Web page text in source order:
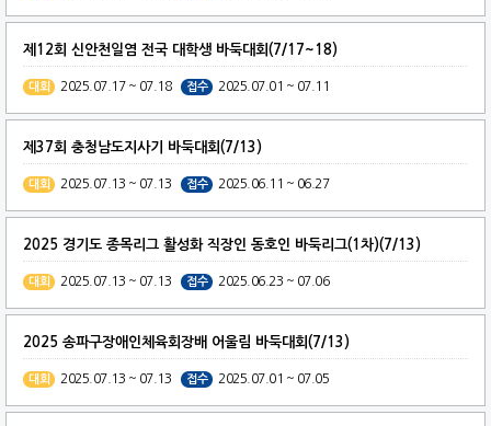
제12회 신안천일염 전국 대학생 바둑대회(7/17~18)
대회 2025.07.17 ~ 07.18 접수 2025.07.01 ~ 07.11
제37회 충청남도지사기 바둑대회(7/13)
대회 2025.07.13 ~ 07.13 접수 2025.06.11 ~ 06.27
2025 경기도 종목리그 활성화 직장인 동호인 바둑리그(1차)(7/13)
대회 2025.07.13 ~ 07.13 접수 2025.06.23 ~ 07.06
2025 송파구장애인체육회장배 어울림 바둑대회(7/13)
대회 2025.07.13 ~ 07.13 접수 2025.07.01 ~ 07.05